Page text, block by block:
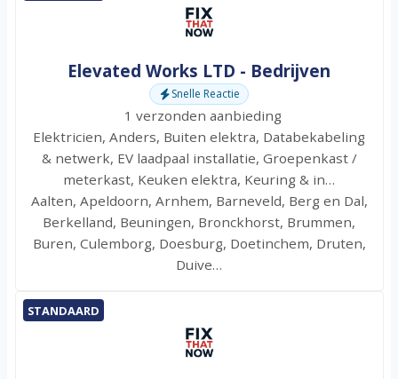
Elevated Works LTD - Bedrijven
Snelle Reactie
1 verzonden aanbieding
Elektricien, Anders, Buiten elektra, Databekabeling
& netwerk, EV laadpaal installatie, Groepenkast /
meterkast, Keuken elektra, Keuring & in…
Aalten, Apeldoorn, Arnhem, Barneveld, Berg en Dal,
Berkelland, Beuningen, Bronckhorst, Brummen,
Buren, Culemborg, Doesburg, Doetinchem, Druten,
Duive…
STANDAARD